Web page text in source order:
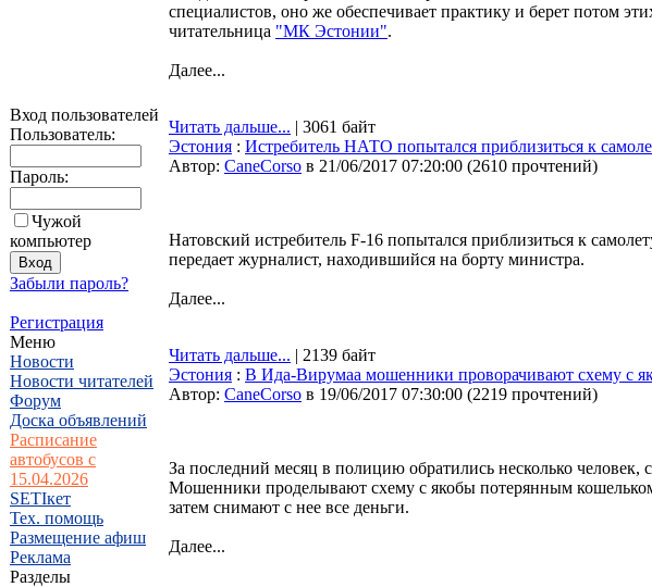
Вход пользователей
Пользователь:
Пароль:
Чужой
компьютер
Забыли пароль?
Регистрация
Меню
Новости
Новости читателей
Форум
Доска объявлений
Расписание
автобусов с
15.04.2026
SETIкет
Тех. помощь
Размещение афиш
Реклама
Разделы
специалистов, оно же обеспечивает практику и берет потом
читательница "МК Эстонии".
Далее...
Читать дальше... | 3061 байт
Эстония : Истребитель НАТО попытался приблизиться к
Автор: CaneCorso в 21/06/2017 07:20:00 (2610 прочтений)
Натовский истребитель F-16 попытался приблизиться к
передает журналист, находившийся на борту министра.
Далее...
Читать дальше... | 2139 байт
Эстония : В Ида-Вирумаа мошенники проворачивают схему с
Автор: CaneCorso в 19/06/2017 07:30:00 (2219 прочтений)
За последний месяц в полицию обратились несколько
Мошенники проделывают схему с якобы потерянным
затем снимают с нее все деньги.
Далее...